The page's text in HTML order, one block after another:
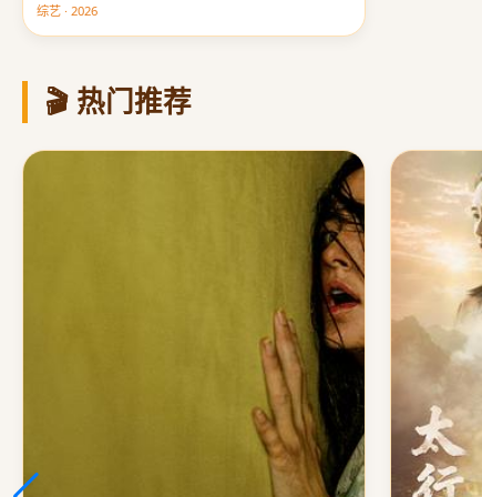
综艺 · 2026
🎬 热门推荐